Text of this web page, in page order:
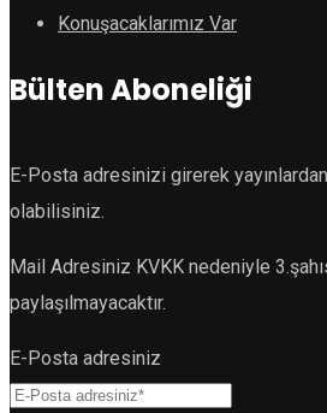
Konuşacaklarımız Var
Bülten Aboneliği
E-Posta adresinizi girerek
olabilisiniz.
Mail Adresiniz KVKK nedeniyle
paylaşılmayacaktır.
E-Posta adresiniz